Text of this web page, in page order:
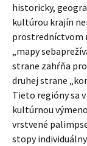
historicky,
kultúrou krajín
prostredníctvom
„mapy
strane zahŕňa
druhej strane
Tieto regióny sa
kultúrnou
vrstvené
stopy